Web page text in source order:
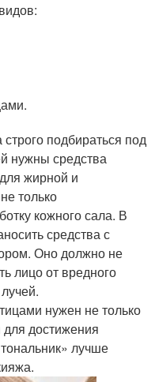
подбираться под
нужны средства
жирной и
только
кожного сала. В
средства с
Оно должно не
лицо от вредного
нужен не только
для достижения
лучше